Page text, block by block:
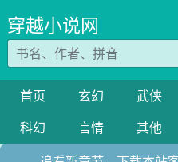
穿越小说网
首页 玄幻 武侠
科幻
言情 其他